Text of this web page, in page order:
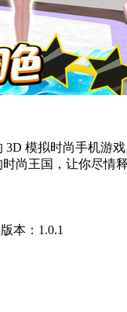
3D 模拟时尚手机
尚王国，让你尽情
本：1.0.1